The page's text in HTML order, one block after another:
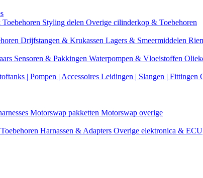
Styling delen Overige cilinderkop & Toebehoren
Drijfstangen & Krukassen Lagers & Smeermiddelen
Sensoren & Pakkingen Waterpompen & Vloeistoffen
| Pompen | Accessoires Leidingen | Slangen | Fittingen
Motorswap pakketten Motorswap overige
Harnassen & Adapters Overige elektronica & ECU